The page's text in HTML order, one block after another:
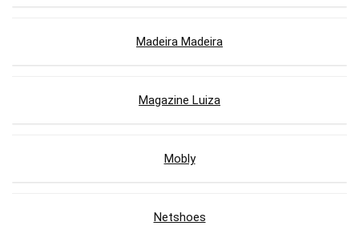
Madeira Madeira
Magazine Luiza
Mobly
Netshoes